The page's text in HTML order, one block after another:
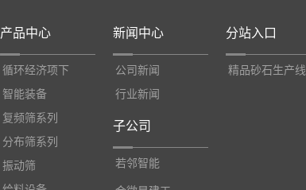
产品中心
循环经济项下
智能装备
复频筛系列
分布筛系列
振动筛
新闻中心
公司新闻
行业新闻
子公司
若邻智能
分站入口
精品砂石生产线